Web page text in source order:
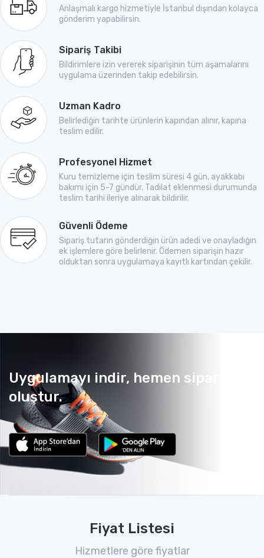
Anlaşmalı kargo hizmetiyle İstanbul dışından kolayca
gönderim yapabilirsin.
Sipariş Takibi
Bildirimlere izin vererek siparişinin tüm aşamalarını
uygulama üzerinden takip edebilirsin.
Uzman Kadro
Belirlediğin tarihte ürünlerin kapından alınır, kapına
teslim edilir.
Profesyonel Hizmet
Kuru temizleme için teslim süresi 4 gün, ayakkabı
bakımı için 5-7 gündür. Tadilat eklenmesi durumunda
teslim tarihi ileriye alınarak bildirilir.
Güvenli Ödeme
Sipariş tutarın gönderdiğin ürün adedi ve onayladığın
ek işlemlere göre belirlenir. Ödemen siparişin hazır
olduktan sonra uygulamaya kayıtlı kartından çekilir.
Uygulamayı indir, hemen sipariş
oluştur.
Fiyat Listesi
Hizmetlere göre fiyatlar